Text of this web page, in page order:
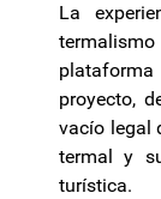
La
proyecto,
vacío legal
termal y
turística.